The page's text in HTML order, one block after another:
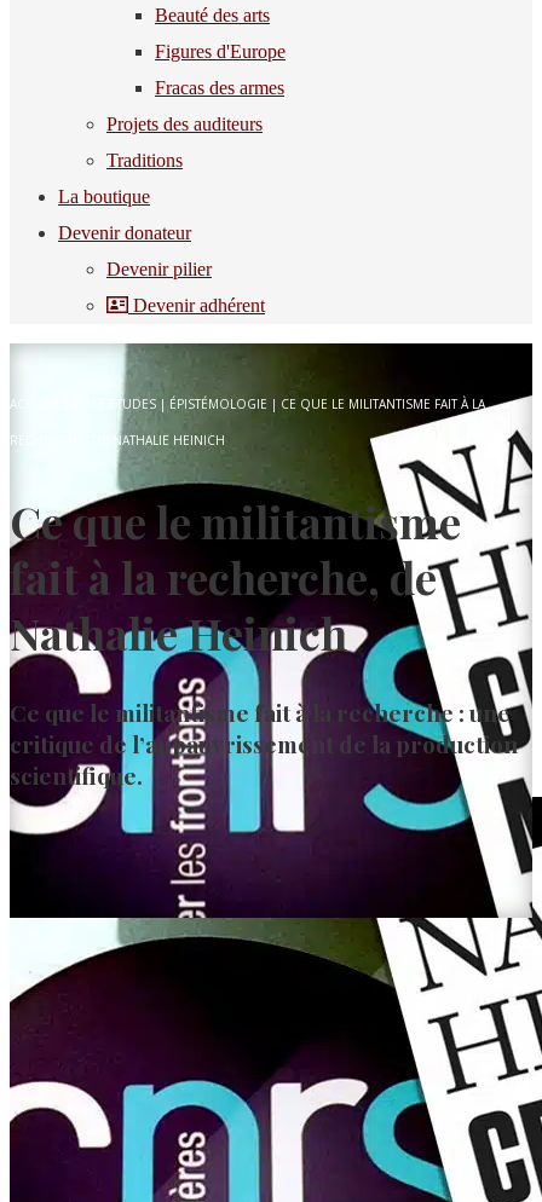
Beauté des arts
Figures d'Europe
Fracas des armes
Projets des auditeurs
Traditions
La boutique
Devenir donateur
Devenir pilier
Devenir adhérent
ACCUEIL PÔLE ÉTUDES | ÉPISTÉMOLOGIE | CE QUE LE MILITANTISME FAIT À LA
RECHERCHE, DE NATHALIE HEINICH
Ce que le militantisme
fait à la recherche, de
Nathalie Heinich
Ce que le militantisme fait à la recherche : une
critique de l’appauvrissement de la production
scientifique.